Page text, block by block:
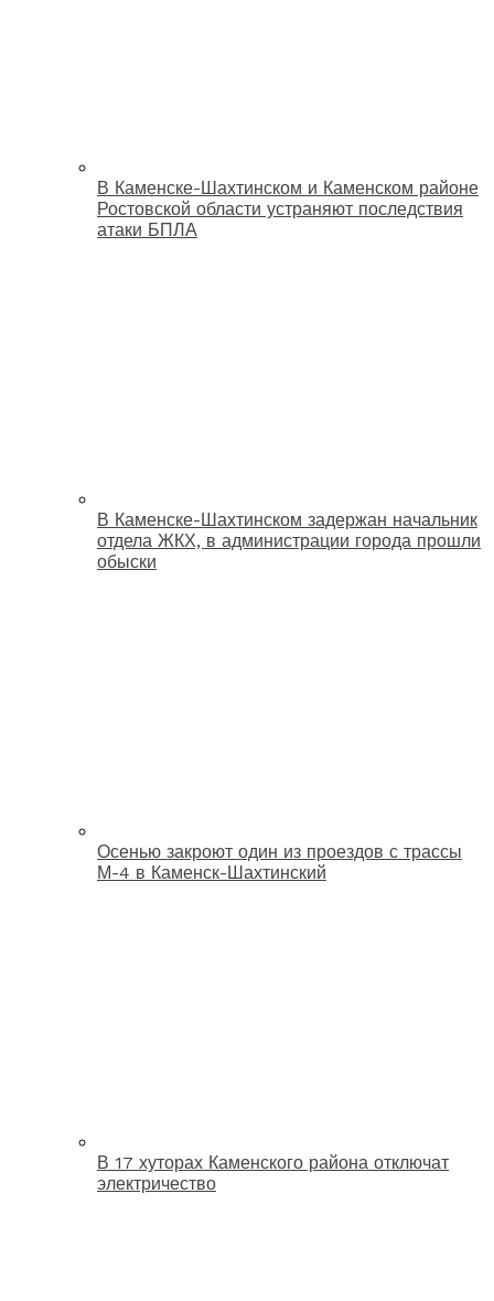
В Каменске-Шахтинском и Каменском районе
Ростовской области устраняют последствия
атаки БПЛА
В Каменске-Шахтинском задержан начальник
отдела ЖКХ, в администрации города прошли
обыски
Осенью закроют один из проездов с трассы
М-4 в Каменск-Шахтинский
В 17 хуторах Каменского района отключат
электричество